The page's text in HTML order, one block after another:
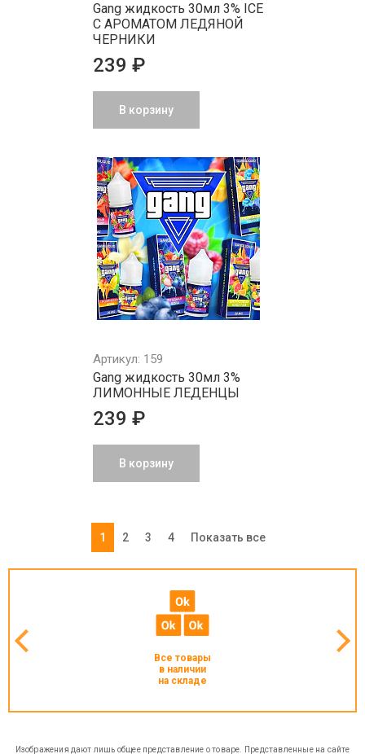
Gang жидкость 30мл 3% ICE
С АРОМАТОМ ЛЕДЯНОЙ
ЧЕРНИКИ
239 ₽
В корзину
Артикул: 159
Gang жидкость 30мл 3%
ЛИМОННЫЕ ЛЕДЕНЦЫ
239 ₽
В корзину
1 2 3 4 Показать все
Все товары
в наличии
на складе
Изображения дают лишь общее представление о товаре. Представленные на сайте